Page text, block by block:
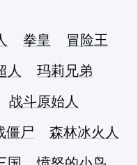
拳皇
冒险王
人
玛莉兄弟
战斗原始人
僵尸
森林冰火人